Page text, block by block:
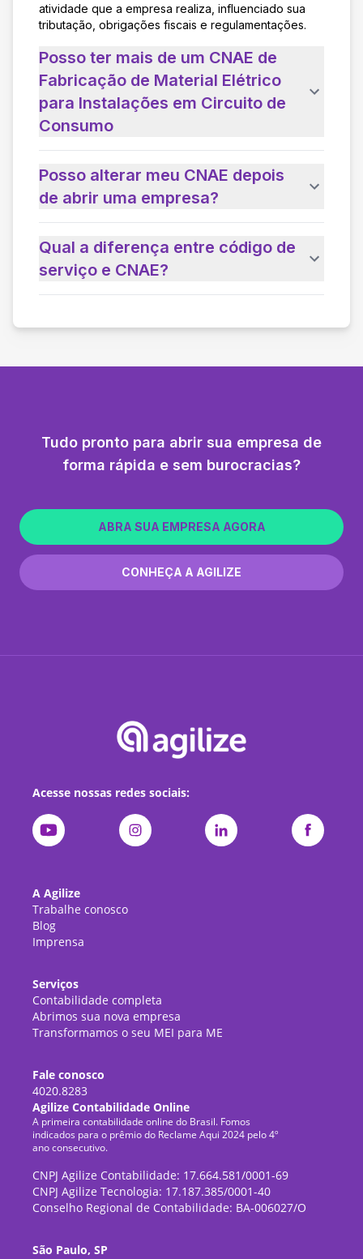
atividade que a empresa realiza, influenciado sua
tributação, obrigações fiscais e regulamentações.
Posso ter mais de um CNAE de
Fabricação de Material Elétrico
para Instalações em Circuito de
Consumo
Posso alterar meu CNAE depois
de abrir uma empresa?
Qual a diferença entre código de
serviço e CNAE?
Tudo pronto para abrir sua empresa de
forma rápida e sem burocracias?
ABRA SUA EMPRESA AGORA
CONHEÇA A AGILIZE
Acesse nossas redes sociais:
A Agilize
Trabalhe conosco
Blog
Imprensa
Serviços
Contabilidade completa
Abrimos sua nova empresa
Transformamos o seu MEI para ME
Fale conosco
4020.8283
Agilize Contabilidade Online
A primeira contabilidade online do Brasil. Fomos
indicados para o prêmio do Reclame Aqui 2024 pelo 4º
ano consecutivo.
CNPJ Agilize Contabilidade: 17.664.581/0001-69
CNPJ Agilize Tecnologia: 17.187.385/0001-40
Conselho Regional de Contabilidade: BA-006027/O
São Paulo, SP